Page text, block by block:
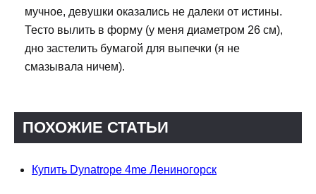
мучное, девушки оказались не далеки от истины.
Тесто вылить в форму (у меня диаметром 26 см),
дно застелить бумагой для выпечки (я не
смазывала ничем).
ПОХОЖИЕ СТАТЬИ
Купить Dynatrope 4me Лениногорск